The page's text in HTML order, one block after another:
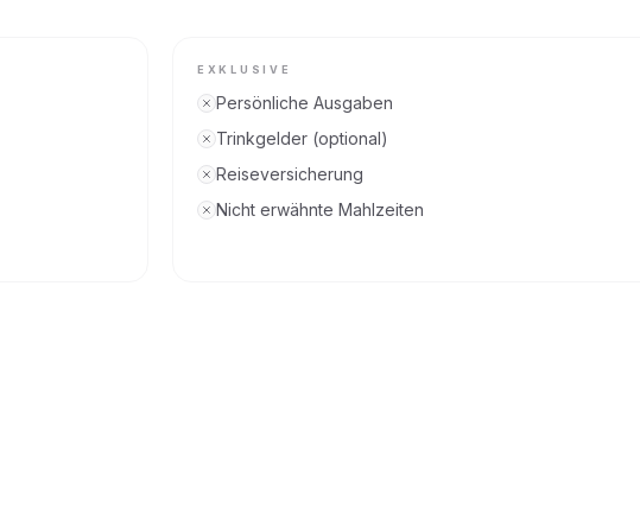
EXKLUSIVE
Persönliche Ausgaben
Trinkgelder (optional)
Reiseversicherung
Nicht erwähnte Mahlzeiten